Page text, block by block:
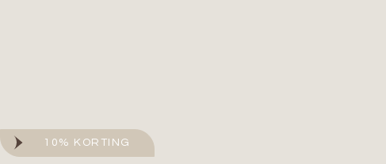
10% KORTING